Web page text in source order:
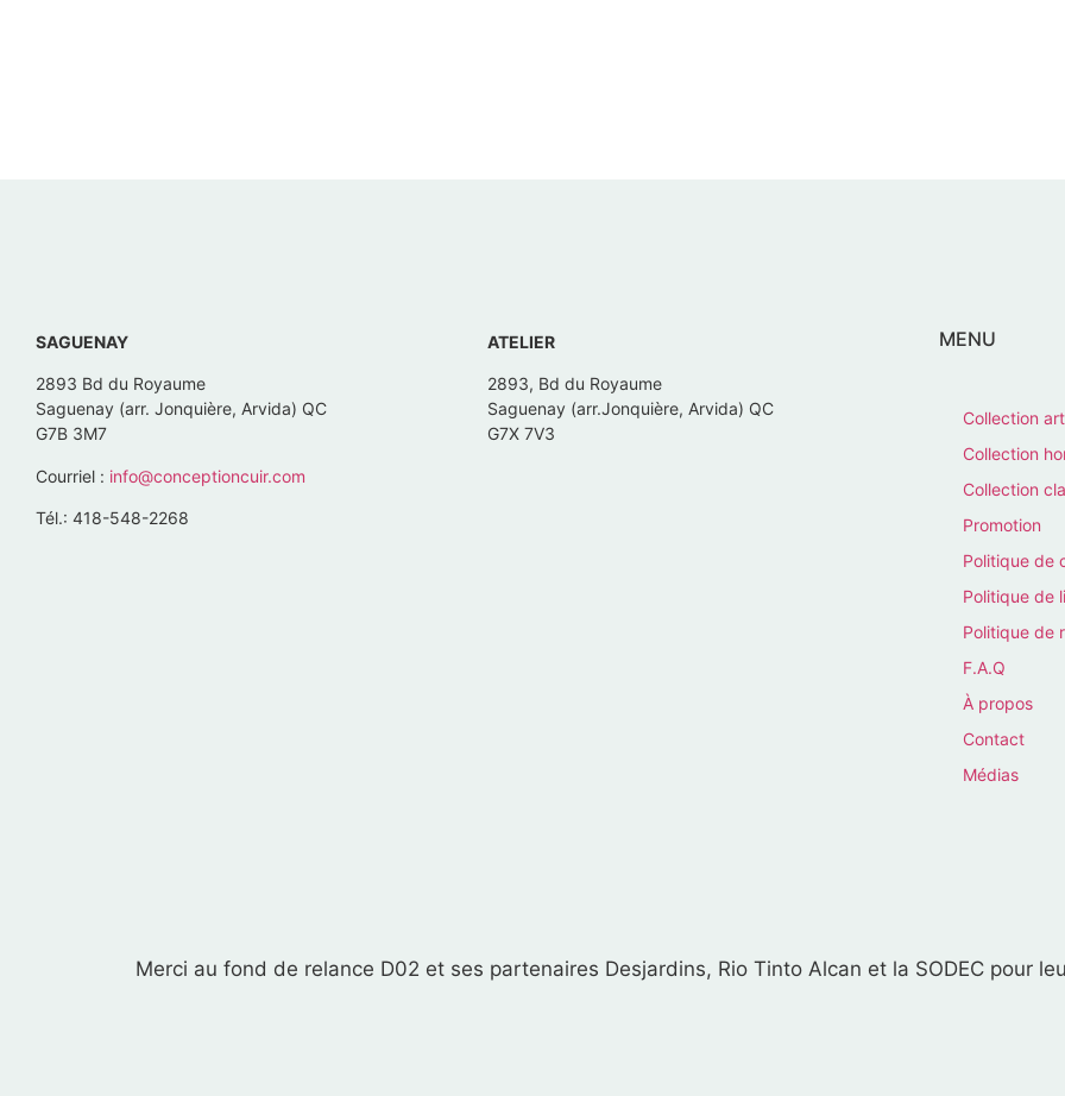
SAGUENAY
2893 Bd du Royaume
Saguenay (arr. Jonquière, Arvida) QC
G7B 3M7
Courriel : info@conceptioncuir.com
Tél.: 418-548-2268
ATELIER
2893, Bd du Royaume
Saguenay (arr.Jonquière, Arvida) QC
G7X 7V3
MENU
Collection
Collection
Collection
Promotion
Politique de
Politique de
Politique de
F.A.Q
À propos
Contact
Médias
Merci au fond de relance D02 et ses partenaires Desjardins, Rio Tinto Alcan et la SODEC pour